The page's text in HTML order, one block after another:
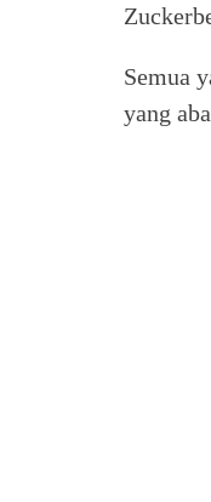
Semua
yang